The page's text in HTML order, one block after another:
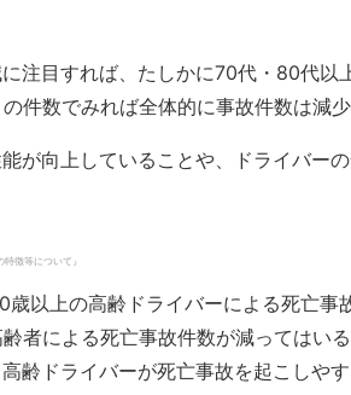
注目すれば、たしかに70代・80代以
件数でみれば全体的に事故件数は減少
が向上していることや、ドライバー
徴等について』
以上の高齢ドライバーによる死亡事
者による死亡事故件数が減ってはい
齢ドライバーが死亡事故を起こしや